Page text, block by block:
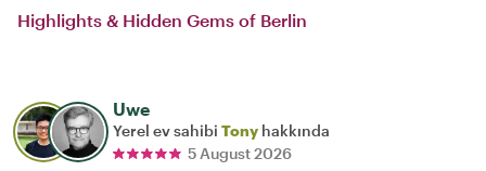
Highlights & Hidden Gems of Berlin
Uwe
Yerel ev sahibi Tony hakkında
5 August 2026